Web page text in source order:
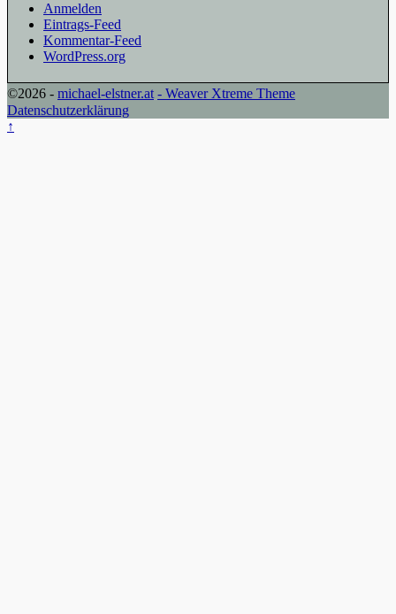
Anmelden
Eintrags-Feed
Kommentar-Feed
WordPress.org
©2026 - michael-elstner.at - Weaver Xtreme Theme
Datenschutzerklärung
↑